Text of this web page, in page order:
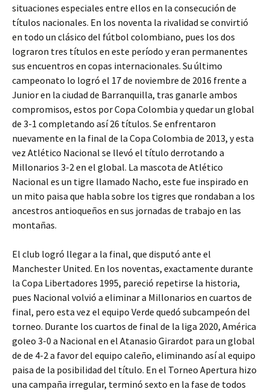
situaciones especiales entre ellos en la consecución de
títulos nacionales. En los noventa la rivalidad se convirtió
en todo un clásico del fútbol colombiano, pues los dos
lograron tres títulos en este período y eran permanentes
sus encuentros en copas internacionales. Su último
campeonato lo logró el 17 de noviembre de 2016 frente a
Junior en la ciudad de Barranquilla, tras ganarle ambos
compromisos, estos por Copa Colombia y quedar un global
de 3-1 completando así 26 títulos. Se enfrentaron
nuevamente en la final de la Copa Colombia de 2013, y esta
vez Atlético Nacional se llevó el título derrotando a
Millonarios 3-2 en el global. La mascota de Atlético
Nacional es un tigre llamado Nacho, este fue inspirado en
un mito paisa que habla sobre los tigres que rondaban a los
ancestros antioqueños en sus jornadas de trabajo en las
montañas.
El club logró llegar a la final, que disputó ante el
Manchester United. En los noventas, exactamente durante
la Copa Libertadores 1995, pareció repetirse la historia,
pues Nacional volvió a eliminar a Millonarios en cuartos de
final, pero esta vez el equipo Verde quedó subcampeón del
torneo. Durante los cuartos de final de la liga 2020, América
goleo 3-0 a Nacional en el Atanasio Girardot para un global
de de 4-2 a favor del equipo caleño, eliminando así al equipo
paisa de la posibilidad del título. En el Torneo Apertura hizo
una campaña irregular, terminó sexto en la fase de todos